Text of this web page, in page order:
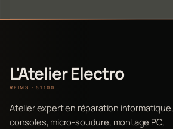
L'Atelier Electro
REIMS · 51100
Atelier expert en réparation informatique,
consoles, micro-soudure, montage PC,